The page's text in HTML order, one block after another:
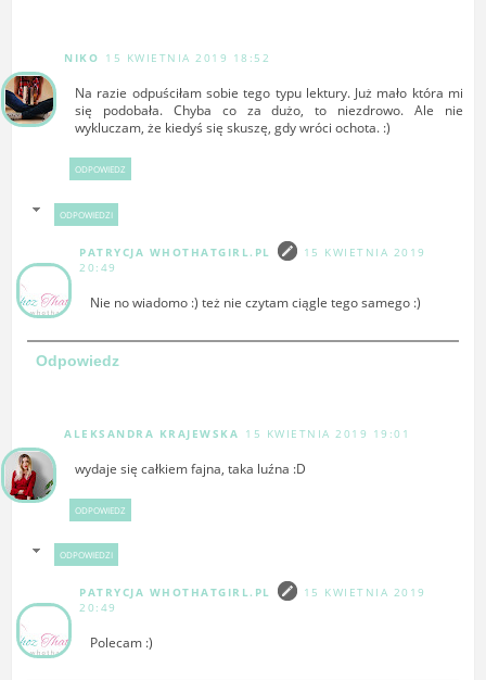
NIKO 15 KWIETNIA 2019 18:52
Na razie odpuściłam sobie tego typu lektury. Już mało która mi
się podobała. Chyba co za dużo, to niezdrowo. Ale nie
wykluczam, że kiedyś się skuszę, gdy wróci ochota. :)
ODPOWIEDZ
ODPOWIEDZI
PATRYCJA WHOTHATGIRL.PL
15 KWIETNIA 2019
20:49
Nie no wiadomo :) też nie czytam ciągle tego samego :)
Odpowiedz
ALEKSANDRA KRAJEWSKA 15 KWIETNIA 2019 19:01
wydaje się całkiem fajna, taka luźna :D
ODPOWIEDZ
ODPOWIEDZI
PATRYCJA WHOTHATGIRL.PL
15 KWIETNIA 2019
20:49
Polecam :)